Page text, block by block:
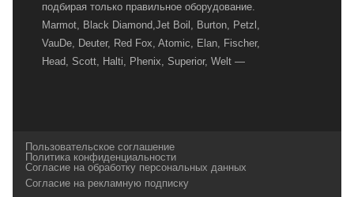
подбирая только правильное оборудование.
Marmot, Black Diamond,Jet Boil, Burton, Petzl,
VauDe, Deuter, Red Fox, Atomic, Elan, Fischer,
Head, Scott, Halti, Phenix, Superior, Welt —
и взыскательных путешественников,
спортсменов и отдыхающих.
Пользовательское соглашение
Политика конфиденциальности
Согласие на обработку персональных данных
Согласие на рекламную подписку